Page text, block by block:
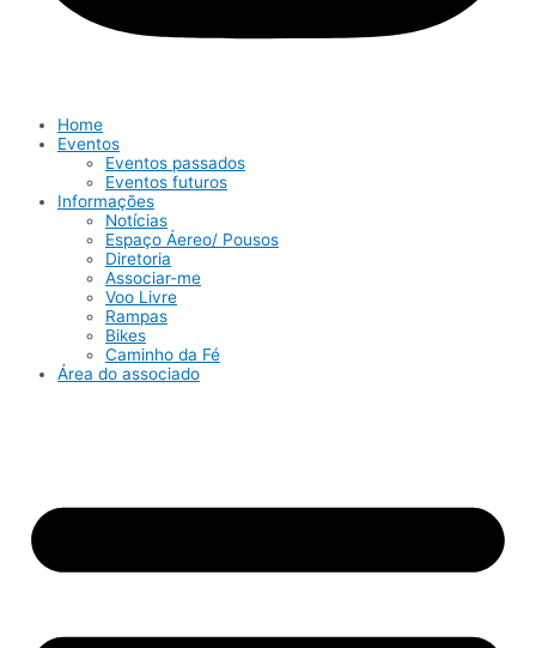
Home
Eventos
Eventos passados
Eventos futuros
Informações
Notícias
Espaço Áereo/ Pousos
Diretoria
Associar-me
Voo Livre
Rampas
Bikes
Caminho da Fé
Área do associado